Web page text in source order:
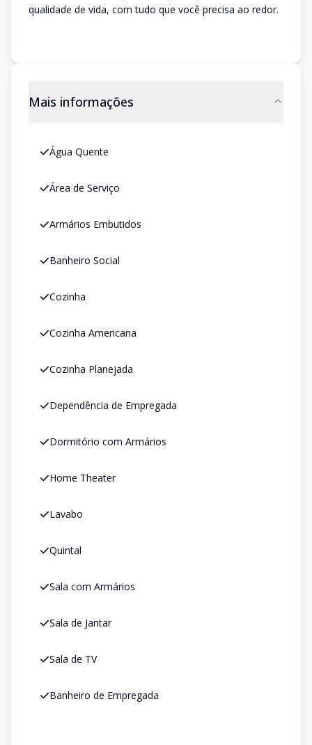
qualidade de vida, com tudo que você precisa ao redor.
Mais informações
Água Quente
Área de Serviço
Armários Embutidos
Banheiro Social
Cozinha
Cozinha Americana
Cozinha Planejada
Dependência de Empregada
Dormitório com Armários
Home Theater
Lavabo
Quintal
Sala com Armários
Sala de Jantar
Sala de TV
Banheiro de Empregada